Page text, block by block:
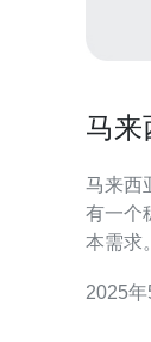
马来
马来西亚服
有一个
本需求
租用价
2025年